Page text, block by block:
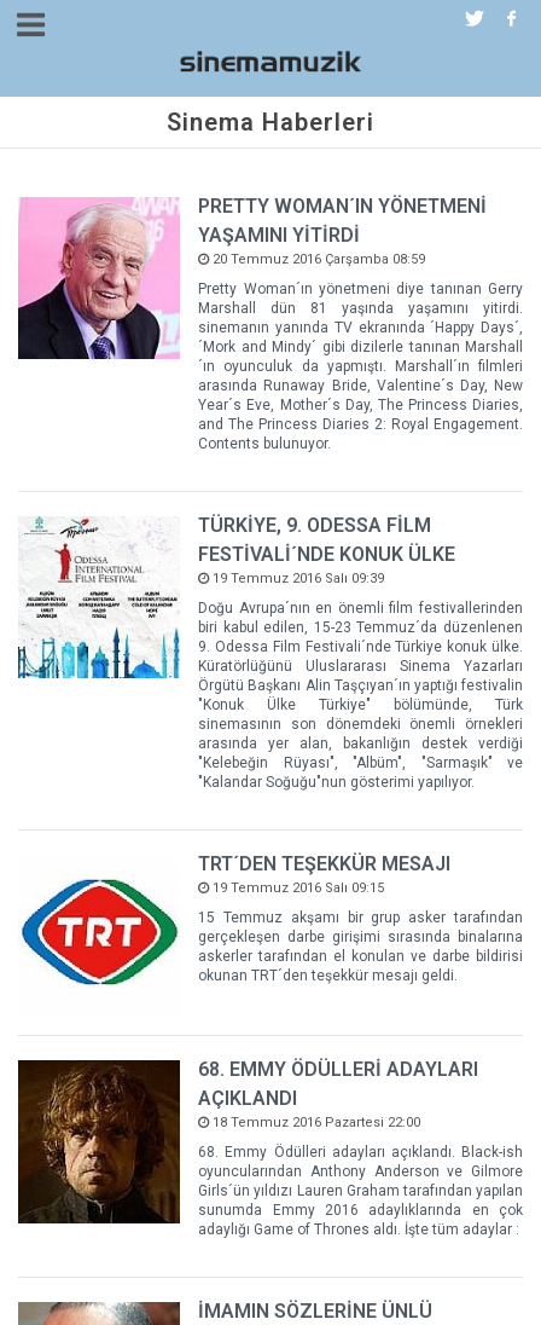
Sinema Haberleri
PRETTY WOMAN´IN YÖNETMENİ
YAŞAMINI YİTİRDİ
20 Temmuz 2016 Çarşamba 08:59
Pretty Woman´ın yönetmeni diye tanınan Gerry
Marshall dün 81 yaşında yaşamını yitirdi.
sinemanın yanında TV ekranında ´Happy Days´,
´Mork and Mindy´ gibi dizilerle tanınan Marshall
´ın oyunculuk da yapmıştı. Marshall´ın filmleri
arasında Runaway Bride, Valentine´s Day, New
Year´s Eve, Mother´s Day, The Princess Diaries,
and The Princess Diaries 2: Royal Engagement.
Contents bulunuyor.
TÜRKİYE, 9. ODESSA FİLM
FESTİVALİ´NDE KONUK ÜLKE
19 Temmuz 2016 Salı 09:39
Doğu Avrupa´nın en önemli film festivallerinden
biri kabul edilen, 15-23 Temmuz´da düzenlenen
9. Odessa Film Festivali´nde Türkiye konuk ülke.
Küratörlüğünü Uluslararası Sinema Yazarları
Örgütü Başkanı Alin Taşçıyan´ın yaptığı festivalin
"Konuk Ülke Türkiye" bölümünde, Türk
sinemasının son dönemdeki önemli örnekleri
arasında yer alan, bakanlığın destek verdiği
"Kelebeğin Rüyası", "Albüm", "Sarmaşık" ve
"Kalandar Soğuğu"nun gösterimi yapılıyor.
TRT´DEN TEŞEKKÜR MESAJI
19 Temmuz 2016 Salı 09:15
15 Temmuz akşamı bir grup asker tarafından
gerçekleşen darbe girişimi sırasında binalarına
askerler tarafından el konulan ve darbe bildirisi
okunan TRT´den teşekkür mesajı geldi.
68. EMMY ÖDÜLLERİ ADAYLARI
AÇIKLANDI
18 Temmuz 2016 Pazartesi 22:00
68. Emmy Ödülleri adayları açıklandı. Black-ish
oyuncularından Anthony Anderson ve Gilmore
Girls´ün yıldızı Lauren Graham tarafından yapılan
sunumda Emmy 2016 adaylıklarında en çok
adaylığı Game of Thrones aldı. İşte tüm adaylar :
İMAMIN SÖZLERİNE ÜNLÜ